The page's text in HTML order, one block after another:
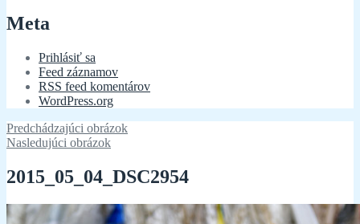
Meta
Prihlásiť sa
Feed záznamov
RSS feed komentárov
WordPress.org
Predchádzajúci obrázok
Nasledujúci obrázok
2015_05_04_DSC2954